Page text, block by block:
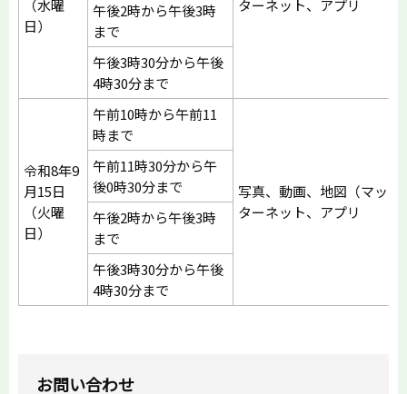
（水曜
日）
ターネット、アプリ
午後2時から午後3時
まで
午後3時30分から午後
4時30分まで
令和8年9
月15日
（火曜
日）
午前10時から午前11
時まで
写真、動画、地図（マップ
ターネット、アプリ
午前11時30分から午
後0時30分まで
午後2時から午後3時
まで
午後3時30分から午後
4時30分まで
お問い合わせ